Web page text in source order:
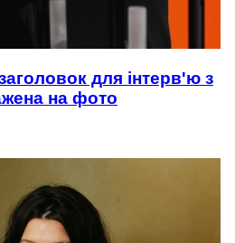
для інтерв'ю з
на фото